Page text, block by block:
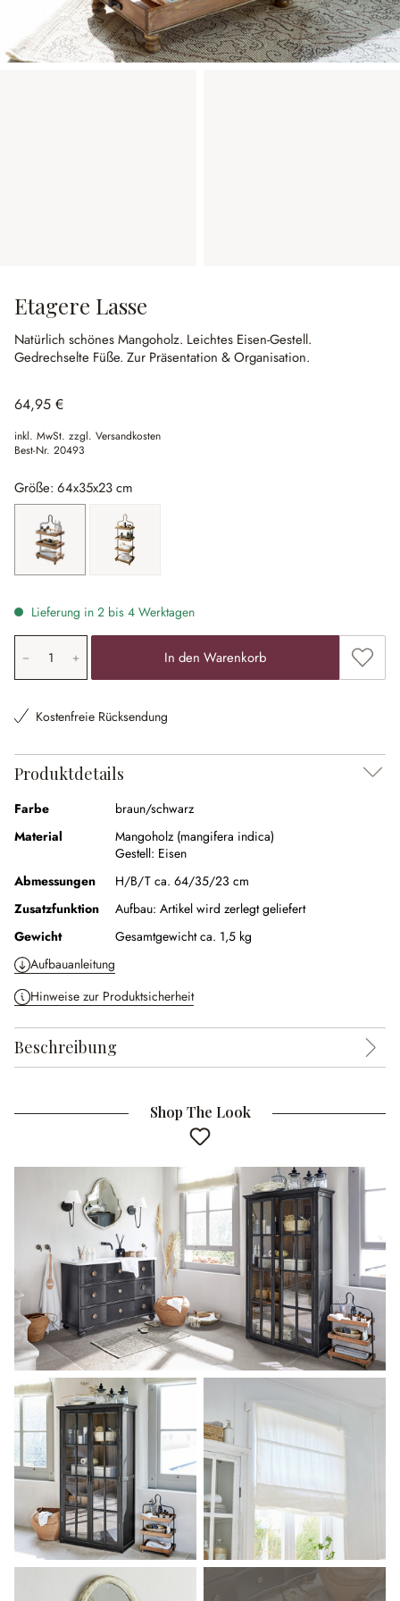
Etagere Lasse
Natürlich schönes Mangoholz. Leichtes Eisen-Gestell.
Gedrechselte Füße. Zur Präsentation & Organisation.
64,95 €
inkl. MwSt. zzgl. Versandkosten
Best-Nr. 20493
Größe: 64x35x23 cm
64x35x23 cm115x45x30 cm
Lieferung in 2 bis 4 Werktagen
Produkt Anzahl: Gib den gewünschten Wert ein oder
In den Warenkorb Zum
Kostenfreie Rücksendung
Produktdetails
Farbe
braun/schwarz
Material
Mangoholz (mangifera indica)
Gestell: Eisen
Abmessungen
H/B/T ca. 64/35/23 cm
Zusatzfunktion
Aufbau: Artikel wird zerlegt geliefert
Gewicht
Gesamtgewicht ca. 1,5 kg
Aufbauanleitung
Hinweise zur Produktsicherheit
Beschreibung
Shop The Look